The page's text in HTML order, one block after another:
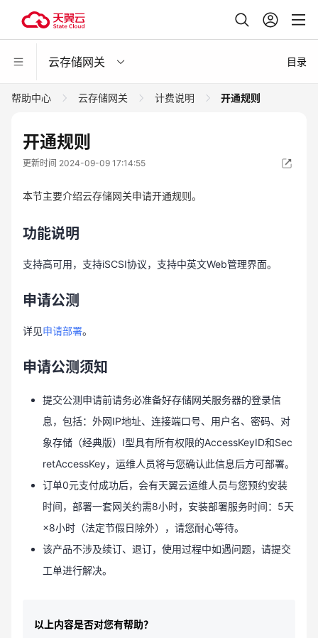
云存储网关 目录
帮助中心 云存储网关 计费说明 开通规则
开通规则
更新时间 2024-09-09 17:14:55
本节主要介绍云存储网关申请开通规则。
功能说明
支持高可用，支持iSCSI协议，支持中英文Web管理界面。
申请公测
详见申请部署。
申请公测须知
提交公测申请前请务必准备好存储网关服务器的登录信
息，包括：外网IP地址、连接端口号、用户名、密码、对
象存储（经典版）I型具有所有权限的AccessKeyID和Sec
retAccessKey，运维人员将与您确认此信息后方可部署。
订单0元支付成功后，会有天翼云运维人员与您预约安装
时间，部署一套网关约需8小时，安装部署服务时间：5天
×8小时（法定节假日除外），请您耐心等待。
该产品不涉及续订、退订，使用过程中如遇问题，请提交
工单进行解决。
以上内容是否对您有帮助？